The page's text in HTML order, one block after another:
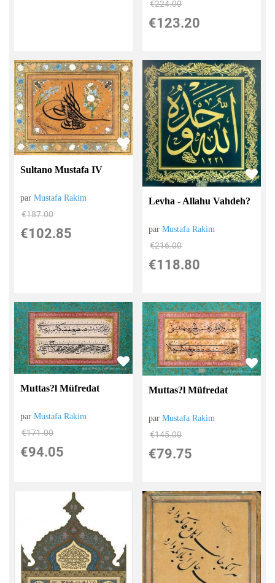
€224.00
€123.20
Sultano Mustafa IV
parMustafa Rakim
€187.00
€102.85
Levha - Allahu Vahdeh?
parMustafa Rakim
€216.00
€118.80
Muttas?l Müfredat
parMustafa Rakim
€171.00
€94.05
Muttas?l Müfredat
parMustafa Rakim
€145.00
€79.75